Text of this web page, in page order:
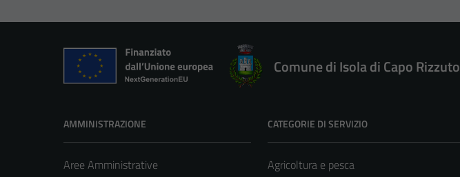
Comune di Isola di Capo Rizzuto
AMMINISTRAZIONE
Aree Amministrative
CATEGORIE DI SERVIZIO
Agricoltura e pesca